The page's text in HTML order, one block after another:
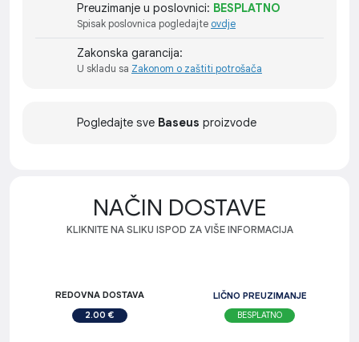
Preuzimanje u poslovnici: BESPLATNO
Spisak poslovnica pogledajte ovdje
Zakonska garancija:
U skladu sa Zakonom o zaštiti potrošača
Pogledajte sve Baseus proizvode
NAČIN DOSTAVE
KLIKNITE NA SLIKU ISPOD ZA VIŠE INFORMACIJA
REDOVNA DOSTAVA
2.00 €
LIČNO PREUZIMANJE
BESPLATNO